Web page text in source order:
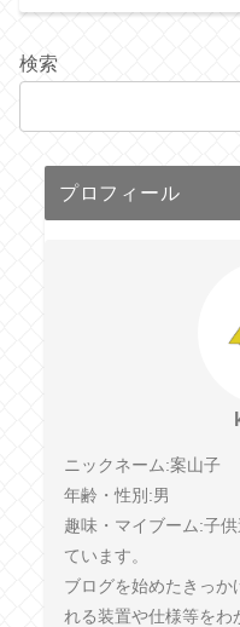
検索
プロフィール
ニックネーム:案山子
年齢・性別:男
趣味・マイブーム:子
ています。
ブログを始めたきっ
れる装置や仕様等をわ